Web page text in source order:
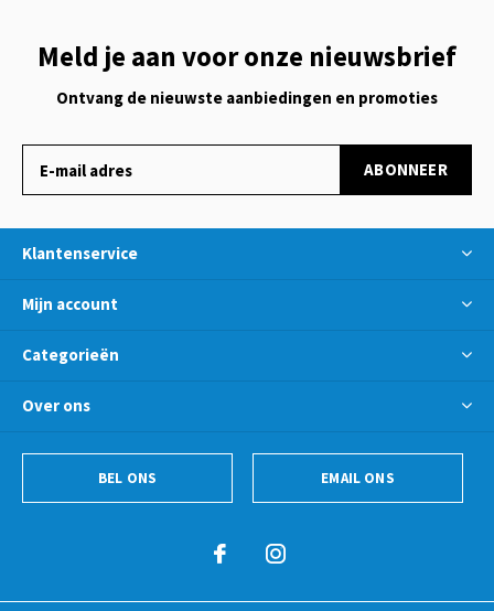
Meld je aan voor onze nieuwsbrief
Ontvang de nieuwste aanbiedingen en promoties
ABONNEER
Klantenservice
Mijn account
Categorieën
Over ons
BEL ONS EMAIL ONS